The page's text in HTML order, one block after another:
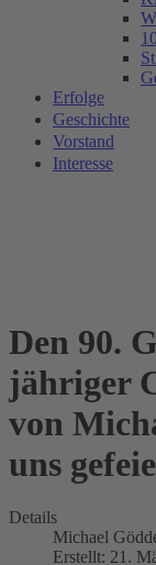
Erfolge
Geschichte
Vorstand
Interesse
Den 90.
jähriger
von
uns
Details
Michael
Erstellt: 21.